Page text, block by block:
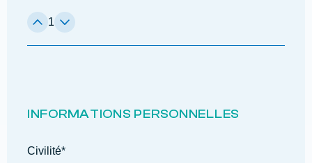
1
INFORMATIONS PERSONNELLES
Civilité*